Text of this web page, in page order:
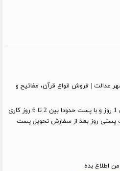
عدالت | فروش انواع قرآن، مفاتیح و
با پیک در تهران 1 روز و با پست حدودا بین 2 تا 6 روز کاری
پستی روز بعد از سفارش تحویل پست
اطلاع بده